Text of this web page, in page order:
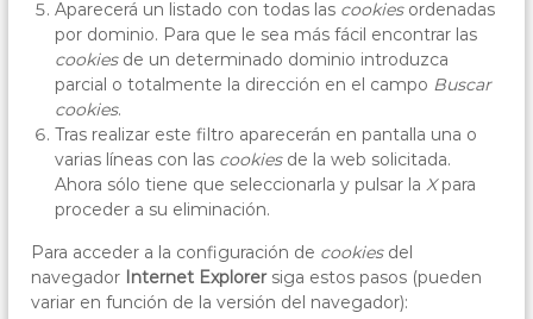
Aparecerá un listado con todas las cookiesordenadas
por dominio. Para que le sea más fácil encontrar las
cookiesde un determinado dominio introduzca
parcial o totalmente la dirección en el campo Buscar
cookies.
Tras realizar este filtro aparecerán en pantalla una o
varias líneas con las cookiesde la web solicitada.
Ahora sólo tiene que seleccionarla y pulsar laXpara
proceder a su eliminación.
Para acceder a la configuración de cookiesdel
navegador Internet Explorersiga estos pasos (pueden
variar en función de la versión del navegador):